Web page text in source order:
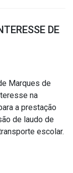
DE
Marques de
na
a prestação
de laudo de
escolar.